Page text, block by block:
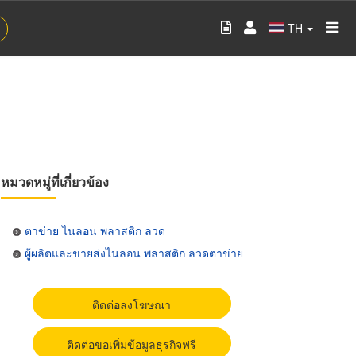
TH
หมวดหมู่ที่เกี่ยวข้อง
ตาข่าย ไนลอน พลาสติก ลวด
ผู้ผลิตและขายส่งไนลอน พลาสติก ลวดตาข่าย
ติดต่อลงโฆษณา
ติดต่อขอเพิ่มข้อมูลธุรกิจฟรี